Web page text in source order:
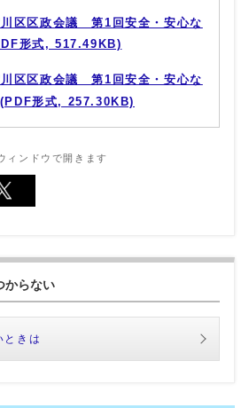
区区政会議 第1回安全・安心な
形式, 517.49KB)
区区政会議 第1回安全・安心な
(PDF形式, 257.30KB)
ィンドウで開きます
からない
ときは